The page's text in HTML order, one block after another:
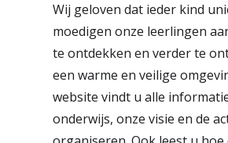
Wij geloven dat ieder kind
moedigen onze leerlingen
te ontdekken en verder te
een warme en veilige
website vindt u alle
onderwijs, onze visie en de